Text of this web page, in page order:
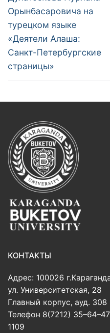
Орынбасаровича на
турецком языке
«Деятели Алаша:
Санкт-Петербургские
страницы»
КОНТАКТЫ
Адрес: 100026
ул. Университетская, 28
Главный корпус, ауд. 308
Телефон 8(7212)
1109